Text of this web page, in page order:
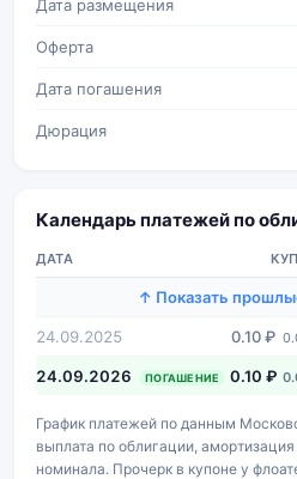
Дата размещения
Оферта
Дата погашения
Дюрация
Календарь платежей по
ДАТА
↑ Показать
24.09.2025 0.10 ₽
24.09.2026 ПОГАШЕНИЕ 0.10 ₽
График платежей по данным
выплата по облигации,
номинала. Прочерк в купоне у